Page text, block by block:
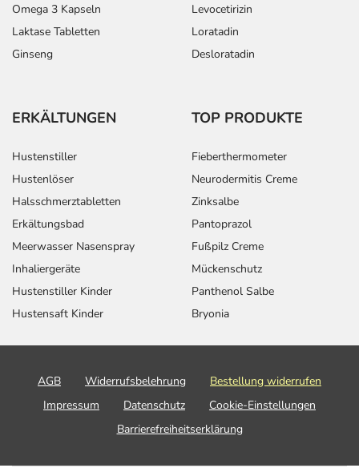
Omega 3 Kapseln
Laktase Tabletten
Ginseng
Levocetirizin
Loratadin
Desloratadin
ERKÄLTUNGEN
Hustenstiller
Hustenlöser
Halsschmerztabletten
Erkältungsbad
Meerwasser Nasenspray
Inhaliergeräte
Hustenstiller Kinder
Hustensaft Kinder
TOP PRODUKTE
Fieberthermometer
Neurodermitis Creme
Zinksalbe
Pantoprazol
Fußpilz Creme
Mückenschutz
Panthenol Salbe
Bryonia
AGB Widerrufsbelehrung
Bestellung widerrufen
Impressum
Datenschutz
Cookie-Einstellungen
Barrierefreiheitserklärung